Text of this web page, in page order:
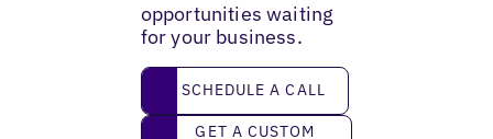
opportunities waiting
for your business.
Schedule a call
SCHEDULE A CALL
Get a custom demo
GET A CUSTOM